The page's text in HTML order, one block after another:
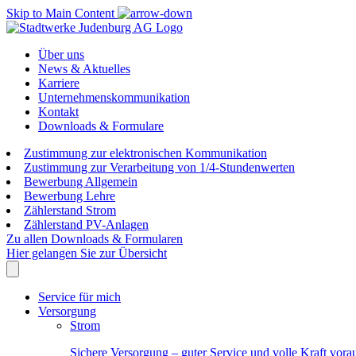
Skip to Main Content
Über uns
News & Aktuelles
Karriere
Unternehmenskommunikation
Kontakt
Downloads & Formulare
Zustimmung zur elektronischen Kommunikation
Zustimmung zur Verarbeitung von 1/4-Stundenwerten
Bewerbung Allgemein
Bewerbung Lehre
Zählerstand Strom
Zählerstand PV-Anlagen
Zu allen Downloads & Formularen
Hier gelangen Sie zur Übersicht
Service für mich
Versorgung
Strom
Sichere Versorgung – guter Service und volle Kraft